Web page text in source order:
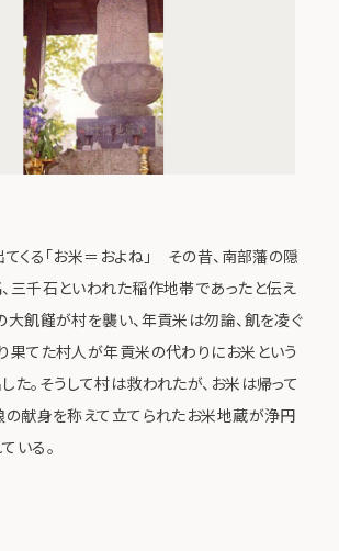
てくる「お米＝およね」 その昔、南部藩の隠
三千石といわれた稲作地帯であったと伝え
大飢饉が村を襲い、年貢米は勿論、飢を凌ぐ
果てた村人が年貢米の代わりにお米という
た。そうして村は救われたが、お米は帰って
の献身を称えて立てられたお米地蔵が浄円
いる。